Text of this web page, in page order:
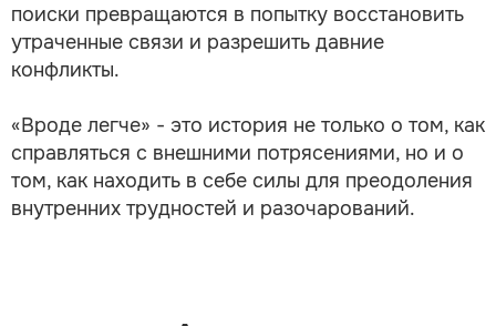
поиски превращаются в попытку восстановить
утраченные связи и разрешить давние
конфликты.
«Вроде легче» - это история не только о том, как
справляться с внешними потрясениями, но и о
том, как находить в себе силы для преодоления
внутренних трудностей и разочарований.